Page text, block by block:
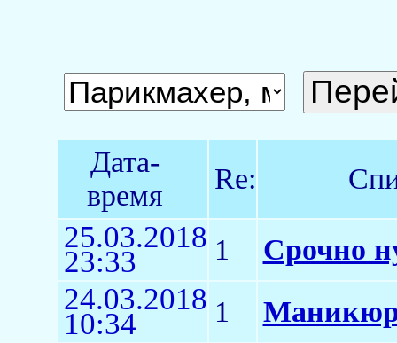
Дата-
время
Re:
25.03.2018
23:33 1 Срочно
24.03.2018
10:34 1